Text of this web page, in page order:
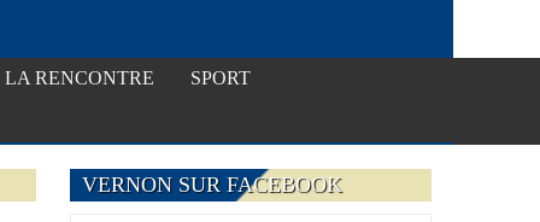
LA RENCONTRE SPORT
VERNON SUR FACEBOOK